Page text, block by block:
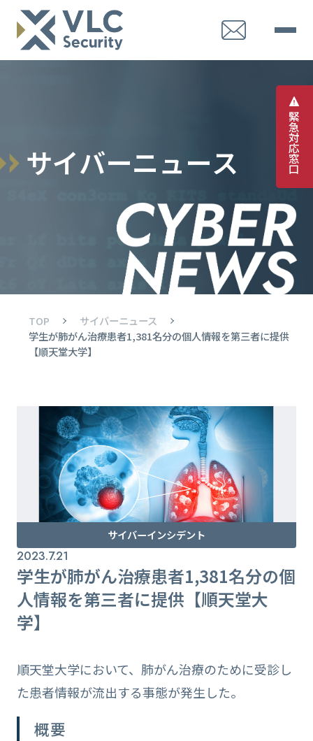
緊
急
対
応
窓
口
サイバーニュース
TOP
サイバーニュース
学生が肺がん治療患者1,381名分の個人情報を第三者に提供
【順天堂大学】
サイバーインシデント
2023.7.21
学生が肺がん治療患者1,381名分の個
人情報を第三者に提供【順天堂大
学】
順天堂大学において、肺がん治療のために受診し
た患者情報が流出する事態が発生した。
概要